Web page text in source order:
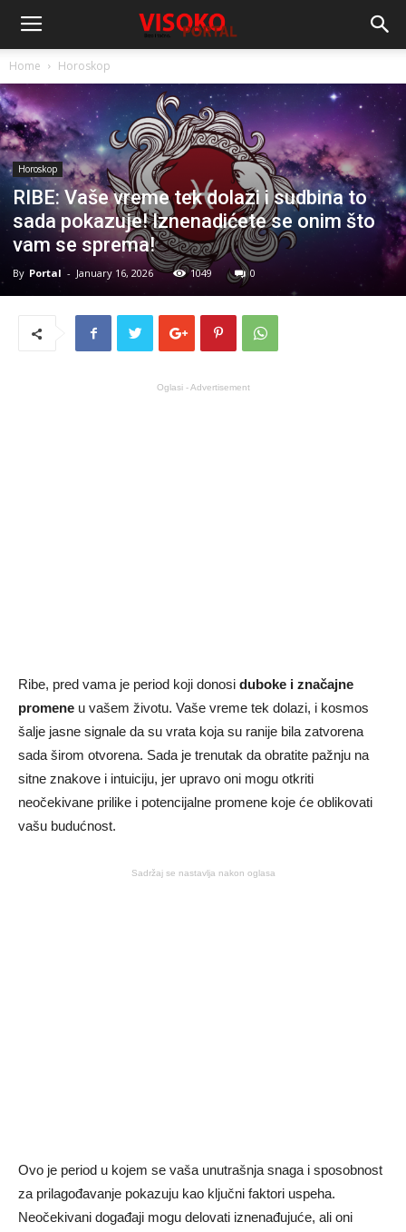
Home Horoskop
Horoskop
RIBE: Vaše vreme tek dolazi i sudbina to
sada pokazuje! Iznenadićete se onim što
vam se sprema!
By Portal - January 16, 2026 1049 0
Oglasi - Advertisement
Ribe, pred vama je period koji donosi duboke i značajne
promene u vašem životu. Vaše vreme tek dolazi, i kosmos
šalje jasne signale da su vrata koja su ranije bila zatvorena
sada širom otvorena. Sada je trenutak da obratite pažnju na
sitne znakove i intuiciju, jer upravo oni mogu otkriti
neočekivane prilike i potencijalne promene koje će oblikovati
vašu budućnost.
Sadržaj se nastavlja nakon oglasa
Ovo je period u kojem se vaša unutrašnja snaga i sposobnost
za prilagođavanje pokazuju kao ključni faktori uspeha.
Neočekivani događaji mogu delovati iznenađujuće, ali oni